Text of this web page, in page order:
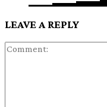
LEAVE A REPLY